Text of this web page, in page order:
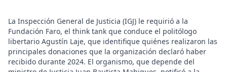
La Inspección General de Justicia (IGJ) le requirió a la
Fundación Faro, el think tank que conduce el politólogo
libertario Agustín Laje, que identifique quiénes realizaron las
principales donaciones que la organización declaró haber
recibido durante 2024. El organismo, que depende del